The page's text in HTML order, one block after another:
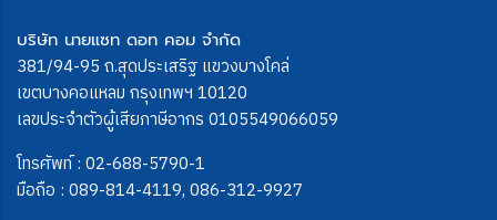
บริษัท นายแซท ดอท คอม จำกัด
381/94-95 ถ.สุดประเสริฐ แขวงบางโคล่
เขตบางคอแหลม กรุงเทพฯ 10120
เลขประจำตัวผู้เสียภาษีอากร 0105549066059
โทรศัพท์ : 02-688-5790-1
มือถือ : 089-814-4119, 086-312-9927